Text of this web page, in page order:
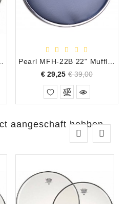
€ 29,25 Normale
prijs
€ 39,00Prijs
aangeschaft hebben